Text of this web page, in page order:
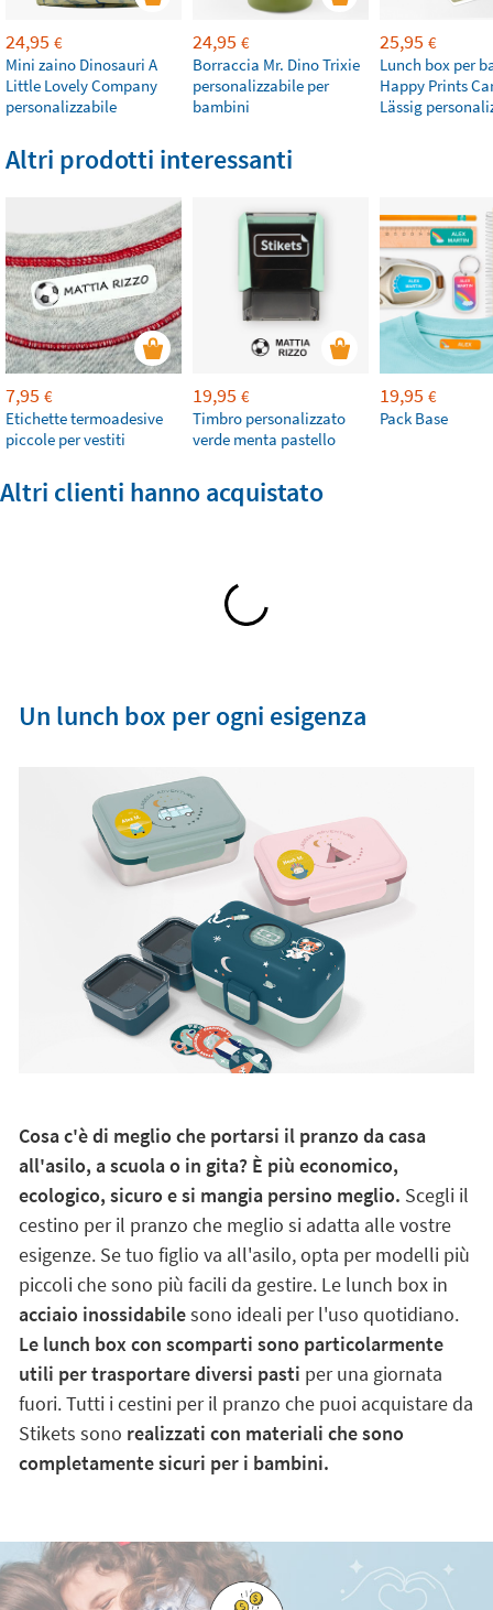
24,95 €
Mini zaino Dinosauri A
Little Lovely Company
personalizzabile
24,95 €
Borraccia Mr. Dino Trixie
personalizzabile per
bambini
25,95 €
Lunch box per
Happy Prints
Lässig
Altri prodotti interessanti
7,95 €
Etichette termoadesive
piccole per vestiti
19,95 €
Timbro personalizzato
verde menta pastello
19,95 €
Pack Base
Altri clienti hanno acquistato
Un lunch box per ogni esigenza
Cosa c'è di meglio che portarsi il pranzo da casa
all'asilo, a scuola o in gita? È più economico,
ecologico, sicuro e si mangia persino meglio. Scegli il
cestino per il pranzo che meglio si adatta alle vostre
esigenze. Se tuo figlio va all'asilo, opta per modelli più
piccoli che sono più facili da gestire. Le lunch box in
acciaio inossidabilesono ideali per l'uso quotidiano.
Le lunch box con scomparti sono particolarmente
utili per trasportare diversi pasti per una giornata
fuori. Tutti i cestini per il pranzo che puoi acquistare da
Stikets sono realizzati con materiali che sono
completamente sicuri per i bambini.